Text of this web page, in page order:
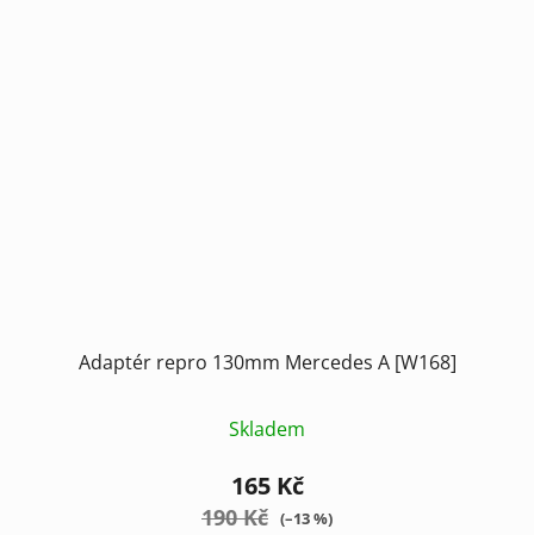
Adaptér repro 130mm Mercedes A [W168]
Skladem
165 Kč
190 Kč (–13 %)